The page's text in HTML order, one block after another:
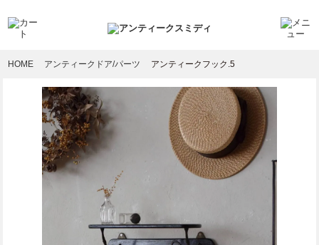
HOME アンティークドア/パーツ アンティークフック.5